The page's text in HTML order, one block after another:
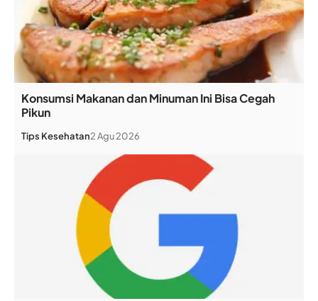
Konsumsi Makanan dan Minuman Ini Bisa Cegah
Pikun
Tips Kesehatan2 Agu 2026